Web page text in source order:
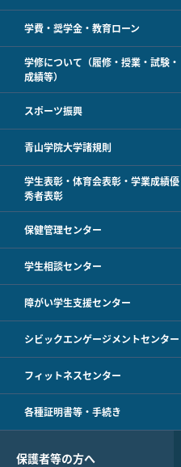
学費・奨学金・教育ローン
学修について（履修・授業・試験・
成績等）
スポーツ振興
青山学院大学諸規則
学生表彰・体育会表彰・学業成績優
秀者表彰
保健管理センター
学生相談センター
障がい学生支援センター
シビックエンゲージメントセンター
フィットネスセンター
各種証明書等・手続き
保護者等の方へ